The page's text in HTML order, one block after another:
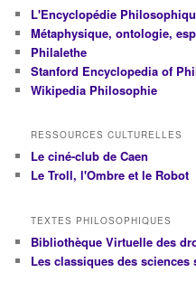
L'Encyclopédie
Métaphysique, ontologie,
Philalethe
Stanford Encyclopedia of
Wikipedia Philosophie
RESSOURCES CULTURELLES
Le ciné-club de Caen
Le Troll, l'Ombre et le Robot
TEXTES PHILOSOPHIQUES
Bibliothèque Virtuelle des
Les classiques des sciences